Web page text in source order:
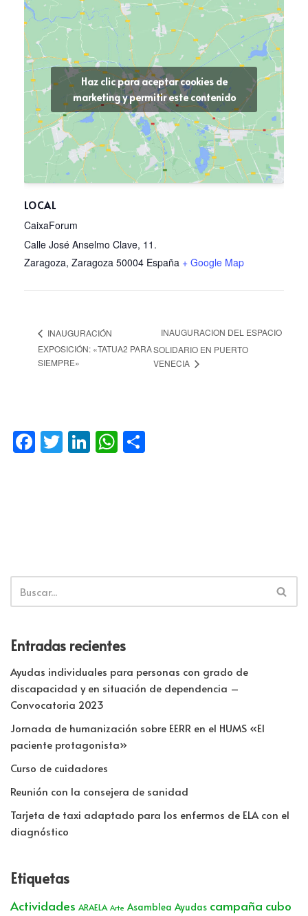
LOCAL
CaixaForum
Calle José Anselmo Clave, 11.
Zaragoza, Zaragoza 50004 España + Google Map
Haz clic para aceptar cookies de
marketing y permitir este contenido
INAUGURACIÓN
EXPOSICIÓN: «TATUA2 PARA
SIEMPRE»
INAUGURACION DEL ESPACIO
SOLIDARIO EN PUERTO
VENECIA
Facebook
Twitter
LinkedInWhatsApp
Entradas recientes
Ayudas individuales para personas con grado de
discapacidad y en situación de dependencia –
Convocatoria 2023
Jornada de humanización sobre EERR en el HUMS «El
paciente protagonista»
Curso de cuidadores
Reunión con la consejera de sanidad
Tarjeta de taxi adaptado para los enfermos de ELA con el
diagnóstico
Etiquetas
Actividades ARAELA Arte Asamblea Ayudas campaña cubo